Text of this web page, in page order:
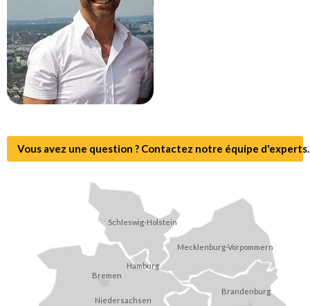
Vous avez une question ? Contactez notre équipe d'experts.
Bremen
Hamburg
Schleswig-Holstein
Mecklenburg-Vorpommern
Brandenburg
Niedersachsen